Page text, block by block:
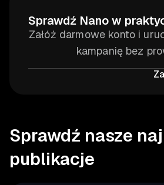
Sprawdź Nano w
Załóż darmowe konto i
kampanię bez
Sprawdź nasze
publikacje